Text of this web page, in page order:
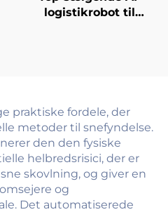
logistikrobot til
praktiske fordele, der
metoder til snefyndelse.
den den fysiske
helbredsrisici, der er
skovlning, og giver en
og
Det automatiserede